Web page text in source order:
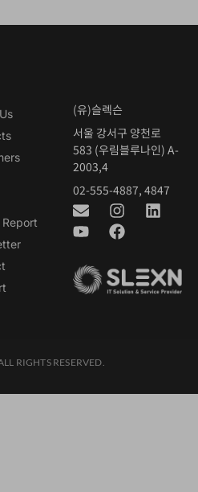
(유)슬렉슨
서울 강서구 양천로
583 (우림블루나인) A-
2003,4
02-555-4887, 4847
RIGHTS RESERVED.